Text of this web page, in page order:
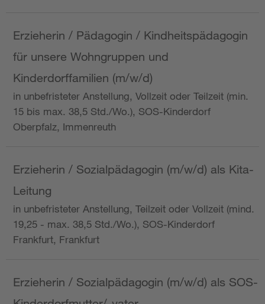
Erzieherin / Pädagogin / Kindheitspädagogin
für unsere Wohngruppen und
Kinderdorffamilien (m/w/d)
in unbefristeter Anstellung, Vollzeit oder Teilzeit (min.
15 bis max. 38,5 Std./Wo.), SOS-Kinderdorf
Oberpfalz, Immenreuth
Erzieherin / Sozialpädagogin (m/w/d) als Kita-
Leitung
in unbefristeter Anstellung, Teilzeit oder Vollzeit (mind.
19,25 - max. 38,5 Std./Wo.), SOS-Kinderdorf
Frankfurt, Frankfurt
Erzieherin / Sozialpädagogin (m/w/d) als SOS-